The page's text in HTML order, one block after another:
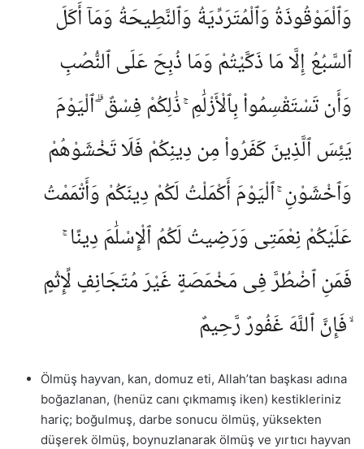
وَٱلْمَوْقُوذَةُ وَٱلْمُتَرَدِّيَةُ وَٱلنَّطِيحَةُ وَمَآ أَكَلَ
ٱلسَّبُعُ إِلَّا مَا ذَكَّيْتُمْ وَمَا ذُبِحَ عَلَى ٱلنُّصُبِ
وَأَن تَسْتَقْسِمُوا۟ بِٱلْأَزْلَٰمِ ۚ ذَٰلِكُمْ فِسْقٌ ۗ ٱلْيَوْمَ
يَئِسَ ٱلَّذِينَ كَفَرُوا۟ مِن دِينِكُمْ فَلَا تَخْشَوْهُمْ
وَٱخْشَوْنِ ۚ ٱلْيَوْمَ أَكْمَلْتُ لَكُمْ دِينَكُمْ وَأَتْمَمْتُ
عَلَيْكُمْ نِعْمَتِى وَرَضِيتُ لَكُمُ ٱلْإِسْلَٰمَ دِينًا ۚ
فَمَنِ ٱضْطُرَّ فِى مَخْمَصَةٍ غَيْرَ مُتَجَانِفٍ لِّإِثْمٍ
ۙ فَإِنَّ ٱللَّهَ غَفُورٌ رَّحِيمٌ
Ölmüş hayvan, kan, domuz eti, Allah’tan başkası adına
boğazlanan, (henüz canı çıkmamış iken) kestikleriniz
hariç; boğulmuş, darbe sonucu ölmüş, yüksekten
düşerek ölmüş, boynuzlanarak ölmüş ve yırtıcı hayvan